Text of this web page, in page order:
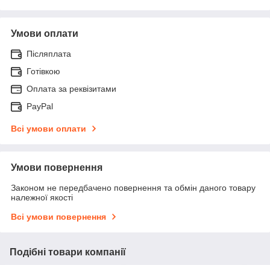
Умови оплати
Післяплата
Готівкою
Оплата за реквізитами
PayPal
Всі умови оплати
Умови повернення
Законом не передбачено повернення та обмін даного товару
належної якості
Всі умови повернення
Подібні товари компанії